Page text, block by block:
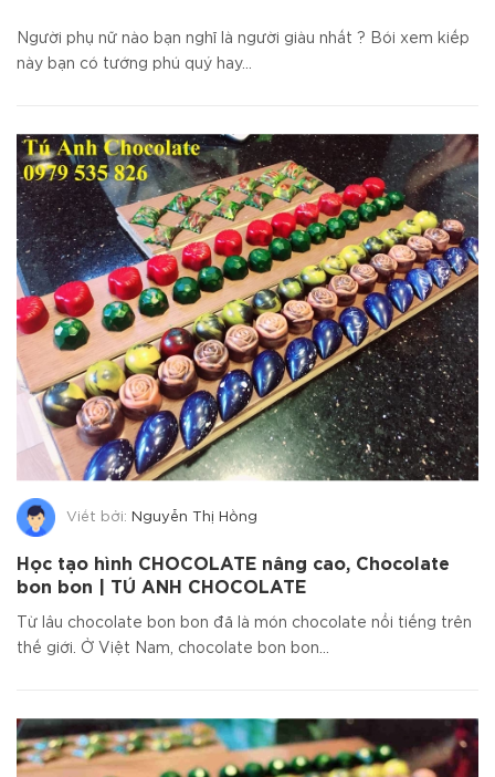
Người phụ nữ nào bạn nghĩ là người giàu nhất ? Bói xem kiếp
này bạn có tướng phú quý hay...
Viết bởi: Nguyễn Thị Hồng
Học tạo hình CHOCOLATE nâng cao, Chocolate
bon bon | TÚ ANH CHOCOLATE
Từ lâu chocolate bon bon đã là món chocolate nổi tiếng trên
thế giới. Ở Việt Nam, chocolate bon bon...